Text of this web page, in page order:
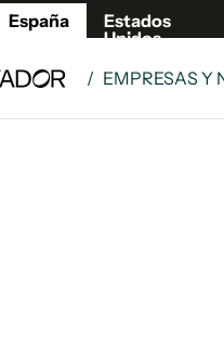
España
Estados
Unidos
/ EMPRESAS Y